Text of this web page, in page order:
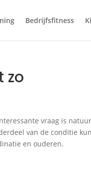
Bedrijfsfitness
zo
vraag is
van de conditie
en ouderen.